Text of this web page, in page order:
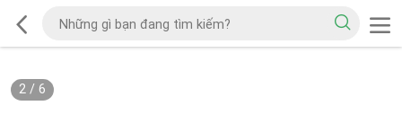
2/ 6